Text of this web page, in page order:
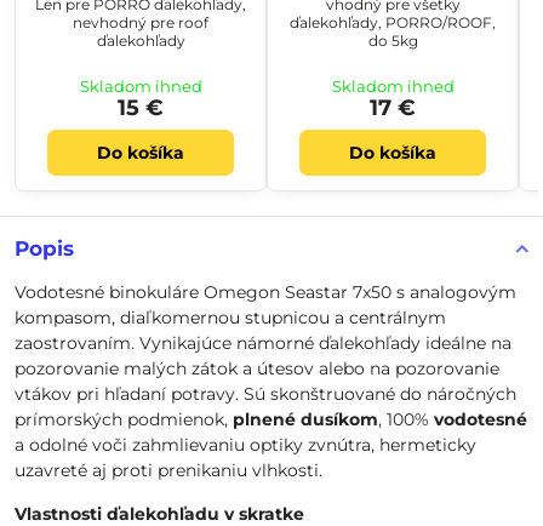
Popis
Vodotesné binokuláre Omegon Seastar 7x50 s analogovým
kompasom, diaľkomernou stupnicou a centrálnym
zaostrovaním. Vynikajúce námorné ďalekohľady ideálne na
pozorovanie malých zátok a útesov alebo na pozorovanie
vtákov pri hľadaní potravy. Sú skonštruované do náročných
prímorských podmienok, plnené dusíkom, 100% vodotesné
a odolné voči zahmlievaniu optiky zvnútra, hermeticky
uzavreté aj proti prenikaniu vlhkosti.
Vlastnosti ďalekohľadu v skratke
Len pre PORRO ďalekohľady,
nevhodný pre roof
ďalekohľady
Skladom ihneď
15 €
Do košíka
vhodný pre všetky
ďalekohľady, PORRO/ROOF,
do 5kg
Skladom ihneď
17 €
Do košíka